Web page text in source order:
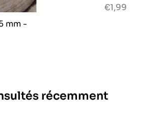
mm -
€1,99
récemment